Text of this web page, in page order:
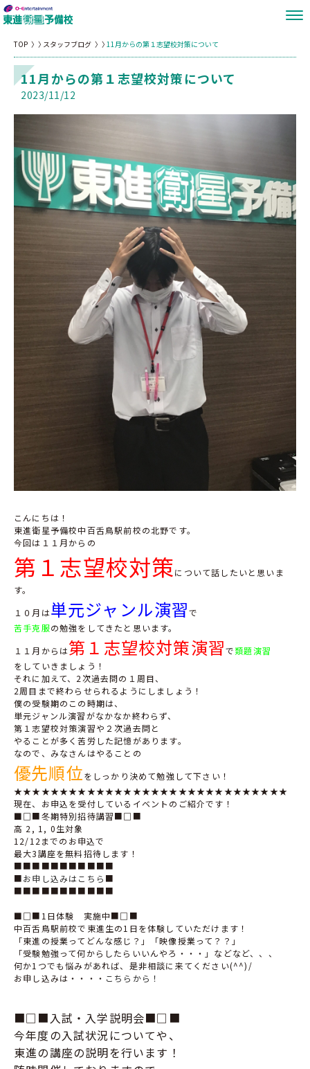
TOP スタッフブログ 11月からの第１志望校対策について
11月からの第１志望校対策について
2023/11/12
こんにちは！
東進衛星予備校中百舌鳥駅前校の北野です。
今回は１１月からの
第１志望校対策について話したいと思いま
す。
１０月は単元ジャンル演習で
苦手克服の勉強をしてきたと思います。
１１月からは第１志望校対策演習で類題演習
をしていきましょう！
それに加えて、2次過去問の１周目、
2周目まで終わらせられるようにしましょう！
僕の受験期のこの時期は、
単元ジャンル演習がなかなか終わらず、
第１志望校対策演習や２次過去問と
やることが多く苦労した記憶があります。
なので、みなさんはやることの
優先順位をしっかり決めて勉強して下さい！
★★★★★★★★★★★★★★★★★★★★★★★★★★★★★★
現在、お申込を受付しているイベントのご紹介です！
■□■冬期特別招待講習■□■
高 2, 1, 0生対象
12/12までのお申込で
最大3講座を無料招待します！
■■■■■■■■■■■
■お申し込みはこちら ■
■■■■■■■■■■■
■□■1日体験 実施中■□■
中百舌鳥駅前校で東進生の1日を体験していただけます！
「東進の授業ってどんな感じ？」「映像授業って？？」
「受験勉強って何からしたらいいんやろ・・・」などなど、、、
何か1つでも悩みがあれば、是非相談に来てください(^^)/
お申し込みは・・・・ こちらから！
■□■入試・入学説明会■□■
今年度の入試状況についてや、
東進の講座の説明を行います！